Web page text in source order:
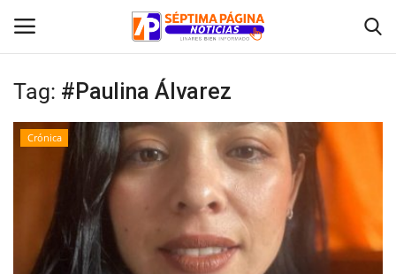
Inicio
Crónica
Policial
Tribunales
Tag: #Paulina Álvarez
Crónica